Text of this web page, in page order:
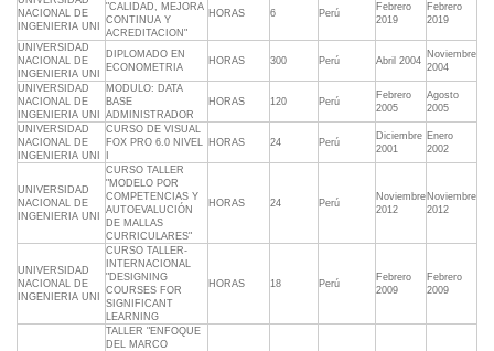
NACIONAL DE
INGENIERIA UNI
"CALIDAD, MEJORA
CONTINUA Y
ACREDITACION"
HORAS 6 Perú
Febrero
2019
Febrero
2019
UNIVERSIDAD
NACIONAL DE
INGENIERIA UNI
DIPLOMADO EN
ECONOMETRIA
HORAS 300 Perú Abril 2004
Noviembre
2004
UNIVERSIDAD
NACIONAL DE
INGENIERIA UNI
MODULO: DATA
BASE
ADMINISTRADOR
HORAS 120 Perú
Febrero
2005
Agosto
2005
UNIVERSIDAD
NACIONAL DE
INGENIERIA UNI
CURSO DE VISUAL
FOX PRO 6.0 NIVEL HORAS 24 Perú
Diciembre
2001
Enero
2002
UNIVERSIDAD
NACIONAL DE
INGENIERIA UNI
CURSO TALLER
"MODELO POR
COMPETENCIAS Y
AUTOEVALUCIÓN
DE MALLAS
CURRICULARES"
HORAS 24 Perú
Noviembre
2012
Noviembre
2012
UNIVERSIDAD
NACIONAL DE
INGENIERIA UNI
CURSO TALLER-
INTERNACIONAL
"DESIGNING
COURSES FOR
SIGNIFICANT
LEARNING
HORAS 18 Perú
Febrero
2009
Febrero
2009
TALLER "ENFOQUE
DEL MARCO